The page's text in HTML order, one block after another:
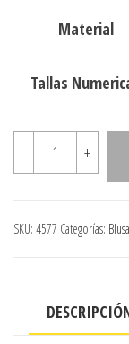
desde
Material
Tallas
-
4577
+
SKU: 4577 Categorías: